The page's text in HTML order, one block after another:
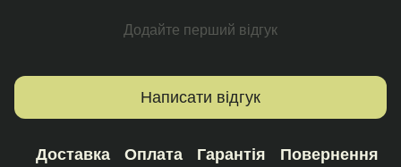
Додайте перший відгук
Написати відгук
Доставка Оплата Гарантія Повернення